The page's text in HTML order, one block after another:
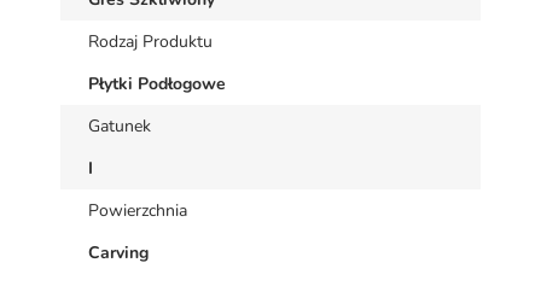
Rodzaj Produktu
Płytki Podłogowe
Gatunek
I
Powierzchnia
Carving